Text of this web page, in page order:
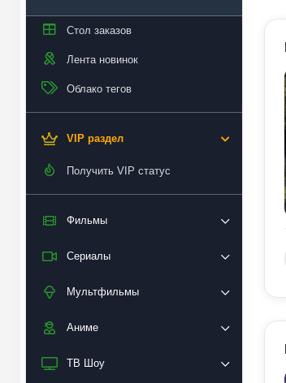
Стол заказов
Лента новинок
Облако тегов
VIP раздел
Получить VIP статус
Фильмы
Сериалы
Мультфильмы
Аниме
ТВ Шоу